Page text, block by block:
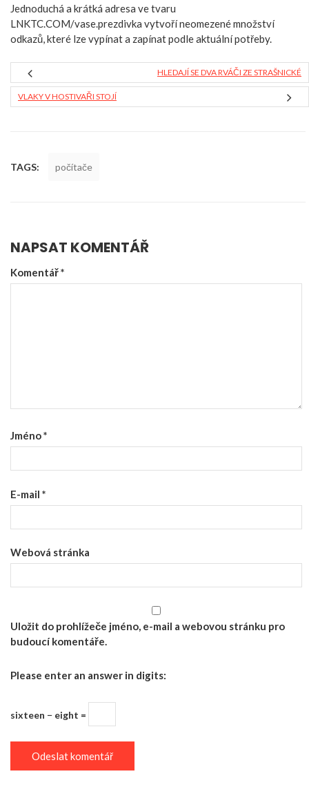
Jednoduchá a krátká adresa ve tvaru
LNKTC.COM/vase.prezdivka vytvoří neomezené množství
odkazů, které lze vypínat a zapínat podle aktuální potřeby.
HLEDAJÍ SE DVA RVÁČI ZE STRAŠNICKÉ
VLAKY V HOSTIVAŘI STOJÍ
TAGS: počítače
NAPSAT KOMENTÁŘ
Komentář*
Jméno*
E-mail *
Webová stránka
Uložit do prohlížeče jméno, e-mail a webovou stránku pro
budoucí komentáře.
Please enter an answer in digits:
sixteen − eight =